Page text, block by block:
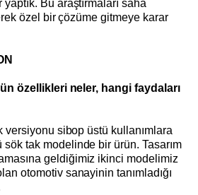
Bu araştırmaları saha
özel bir çözüme gitmeye karar
özellikleri neler, hangi faydaları
sibop üstü kullanımlara
tak modelinde bir ürün. Tasarım
geldiğimiz ikinci modelimiz
otomotiv sanayinin tanımladığı